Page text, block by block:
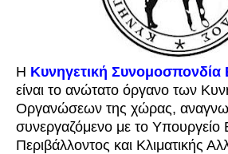
Η Κυνηγετική
είναι το ανώτατο όργανο των
Οργανώσεων της χώρας,
συνεργαζόμενο με το Υπουργείο
Περιβάλλοντος και Κλιματικής